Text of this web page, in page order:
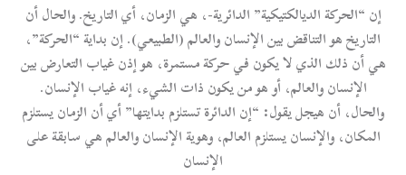
إن “الحركة الديالكتيكية” الدائرية-، هي الزمان، أي التاريخ. والحال أن
التاريخ هو التناقض بين الإنسان والعالم (الطبيعي). إن بداية “الحركة”،
هي أن ذلك الذي لا يكون في حركة مستمرة، هو إذن غياب التعارض بين
الإنسان والعالم، أو هو من يكون ذات الشيء، إنه غياب الإنسان.
والحال، أن هيجل يقول: “إن الدائرة تستلزم بدايتها” أي أن الزمان يستلزم
المكان، والإنسان يستلزم العالم، وهوية الإنسان والعالم هي سابقة على
الإنسان